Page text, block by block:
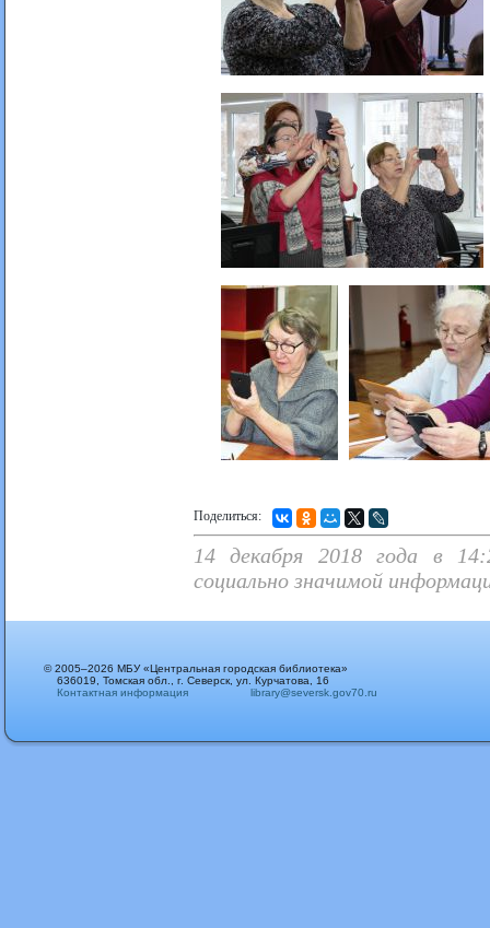
Поделиться:
14 декабря 2018 года в
социально значимой
© 2005–2026 МБУ «Центральная городская библиотека»
636019, Томская обл., г. Северск, ул. Курчатова, 16
Контактная информация
library@seversk.gov70.ru